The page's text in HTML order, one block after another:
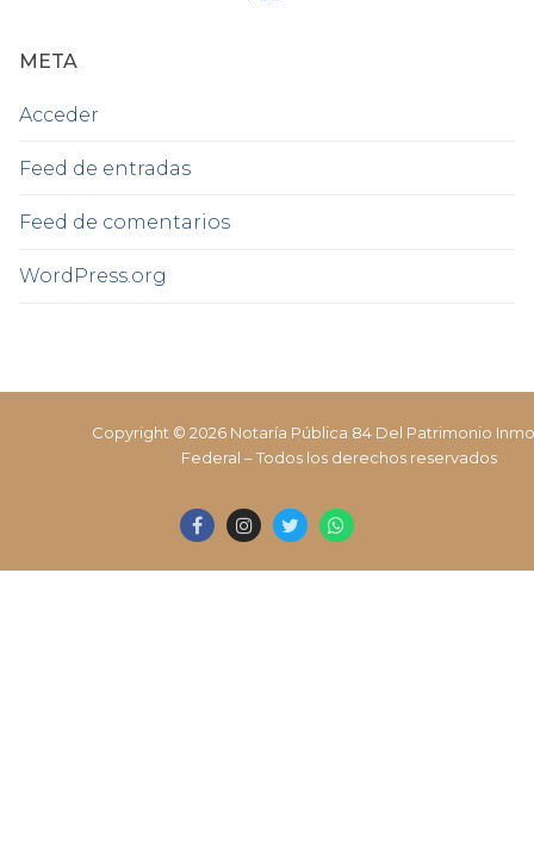
META
Acceder
Feed de entradas
Feed de comentarios
WordPress.org
Copyright © 2026 Notaría Pública 84 Del Patrimonio
Federal – Todos los derechos reservados